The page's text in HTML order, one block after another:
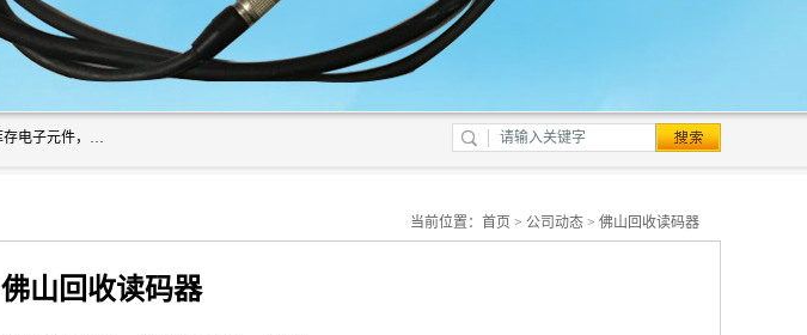
深圳市福田区诚芯源电子商行长期回收基恩士读码器、回收基恩士传感器，高价现金收购个人和工厂库存电子元件，我们以努力处事、以诚信待人，能迅速为客户消化库存、减少仓储、回笼资金，我们交易灵活方便，现金支付，价格合 理，尽量满足客户的要求，提供一条龙服务。
当前位置： 首页 > 公司动态 > 佛山回收读码器
佛山回收读码器